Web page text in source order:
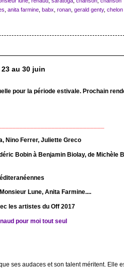
anita farmine, babx ronan, gerald genty, chelon
au 30 juin
pour la période estivale. Prochain
Nino Ferrer, Juliette Greco
Bobin à Benjamin Biolay, de Michèle
Lune, Anita Farmine....
les artistes du Off 2017
pour moi tout seul
ses audaces et son talent méritent. Elle